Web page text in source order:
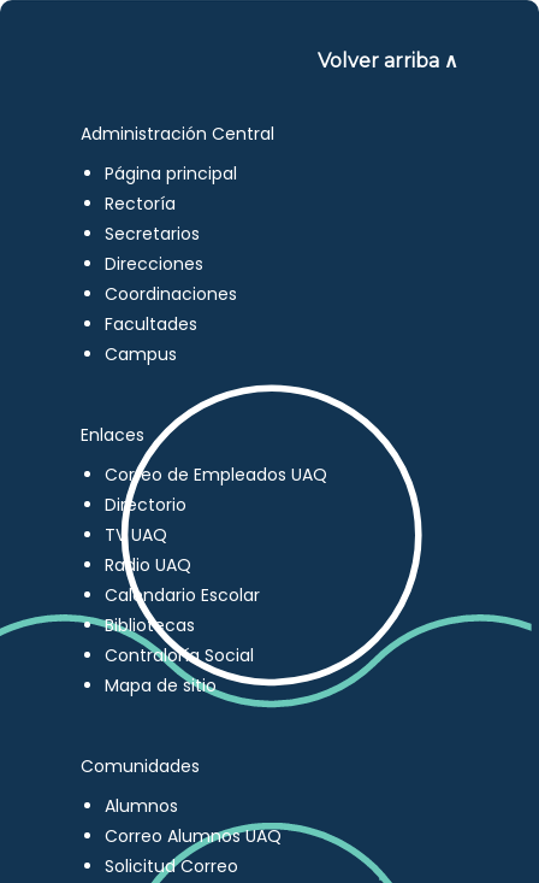
Volver arriba ∧
Administración Central
Página principal
Rectoría
Secretarios
Direcciones
Coordinaciones
Facultades
Campus
Enlaces
Correo de Empleados UAQ
Directorio
TV UAQ
Radio UAQ
Calendario Escolar
Bibliotecas
Contraloría Social
Mapa de sitio
Comunidades
Alumnos
Correo Alumnos UAQ
Solicitud Correo